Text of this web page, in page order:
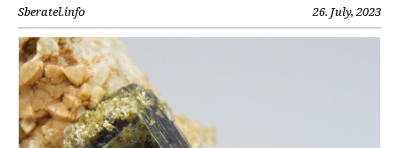
Sberatel.info 26. July, 2023